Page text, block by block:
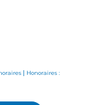
| Honoraires :